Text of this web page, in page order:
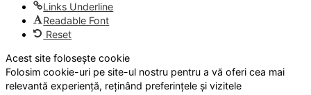
Links Underline
Readable Font
Reset
Acest site folosește cookie
Folosim cookie-uri pe site-ul nostru pentru a vă oferi cea mai
relevantă experiență, reținând preferințele și vizitele